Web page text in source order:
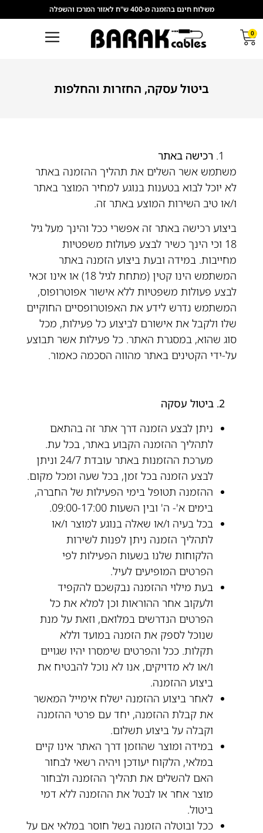
משלוח חינם בהזמנה מ-400 ש"ח לאזור המרכז והשפלה
0
ביטול עסקה, החזרות והחלפות
רכישה באתר
משתמש אשר השלים את תהליך ההזמנה באתר
לא יוכל לבוא בטענות בנוגע למחיר המוצר באתר
ו/או טיב השירות המוצע באתר זה.
ביצוע רכישה באתר זה אפשרי ככל והינך מעל גיל
18 וכי הינך כשיר לבצע פעולות משפטיות
מחייבות. במידה ובעת ביצוע הזמנה באתר
המשתמש הינו קטין (מתחת לגיל 18) או אינו זכאי
לבצע פעולות משפטיות ללא אישור אפוטרופוס,
המשתמש נדרש לידע את האפוטרופסיים החוקיים
שלו ולקבל את אישורם לביצוע כל פעילות, מכל
סוג שהוא, במסגרת האתר. כל פעילות אשר תבוצע
על-ידי הקטינים באתר מהווה הסכמה כאמור.
ניתן לבצע הזמנה דרך אתר זה בהתאם
לתהליך ההזמנה הקבוע באתר, בכל עת.
מערכת ההזמנות באתר עובדת 24/7 וניתן
לבצע הזמנה בכל זמן, בכל שעה ומכל מקום.
ההזמנה תטופל בימי הפעילות של החברה,
בימים א'- ה' ובין השעות 09:00-17:00.
בכל בעיה ו/או שאלה בנוגע למוצר ו/או
לתהליך הזמנה ניתן לפנות לשירות
הלקוחות שלנו בשעות הפעילות לפי
הפרטים המופיעים לעיל.
בעת מילוי ההזמנה נבקשכם להקפיד
ולעקוב אחר ההוראות וכן למלא את כל
הפרטים הנדרשים במלואם, וזאת על מנת
שנוכל לספק את הזמנה במועד וללא
תקלות. ככל והפרטים שימסרו יהיו שגויים
ו/או לא מדויקים, אנו לא נוכל להבטיח את
ביצוע ההזמנה.
לאחר ביצוע ההזמנה ישלח אימייל המאשר
את קבלת ההזמנה, יחד עם פרטי ההזמנה
וקבלה על ביצוע תשלום.
במידה ומוצר שהוזמן דרך האתר אינו קיים
במלאי, הלקוח יעודכן ויהיה רשאי לבחור
האם להשלים את תהליך ההזמנה ולבחור
מוצר אחר או לבטל את ההזמנה ללא דמי
ביטול.
ככל ובוטלה הזמנה בשל חוסר במלאי אם על